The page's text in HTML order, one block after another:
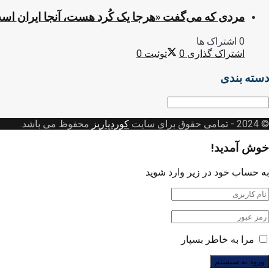
مردی که می‌گفت «هرجا یک کُرد هست، آنجا ایران
0 اشتراک ها
اشتراک گذاری 0 توئیت 0
دسته بندی
© 2024
- تمامی حقوق برای سایت کوردپاریز محفوظ می باشد.
خوش آمدید!
به حساب خود در زیر وارد شوید
مرا به خاطر بسپار